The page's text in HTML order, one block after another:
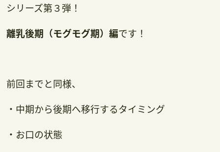
シリーズ第３弾！
離乳後期（モグモグ期）編です！
前回までと同様、
・中期から後期へ移行するタイミング
・お口の状態